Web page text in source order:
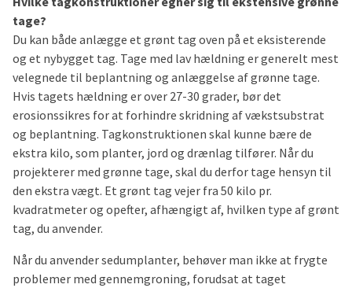
tage?
Du kan både anlægge et grønt tag oven på et eksisterende
og et nybygget tag. Tage med lav hældning er generelt mest
velegnede til beplantning og anlæggelse af grønne tage.
Hvis tagets hældning er over 27-30 grader, bør det
erosionssikres for at forhindre skridning af vækstsubstrat
og beplantning. Tagkonstruktionen skal kunne bære de
ekstra kilo, som planter, jord og drænlag tilfører. Når du
projekterer med grønne tage, skal du derfor tage hensyn til
den ekstra vægt. Et grønt tag vejer fra 50 kilo pr.
kvadratmeter og opefter, afhængigt af, hvilken type af grønt
tag, du anvender.
Når du anvender sedumplanter, behøver man ikke at frygte
problemer med gennemgroning, forudsat at taget